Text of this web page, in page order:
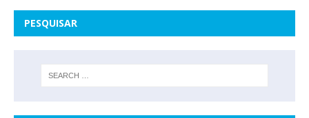
PESQUISAR